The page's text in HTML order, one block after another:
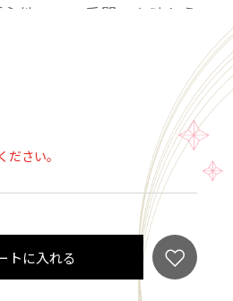
地いい一手間」を味わえ
ーガニックピザやワインを
くれるんだ。
（オーク） 2ndロット
約42cm（使用時）、幅約
）、脚/オーク天然木（オ
装）
さい。
トに入れる